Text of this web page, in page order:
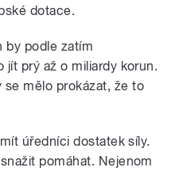
dotace.
by podle zatím
prý až o miliardy korun.
se mělo prokázat, že to
úředníci dostatek síly.
pomáhat. Nejenom